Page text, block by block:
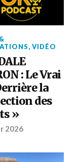
,VIDÉO
: Le Vrai
la
des
»
2026